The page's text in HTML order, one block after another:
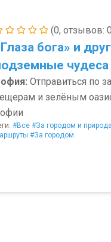
(0, отзывов:
бога» и
чудеса
Отправиться по
и зелёным
#Все #За городом и природа
#За городом